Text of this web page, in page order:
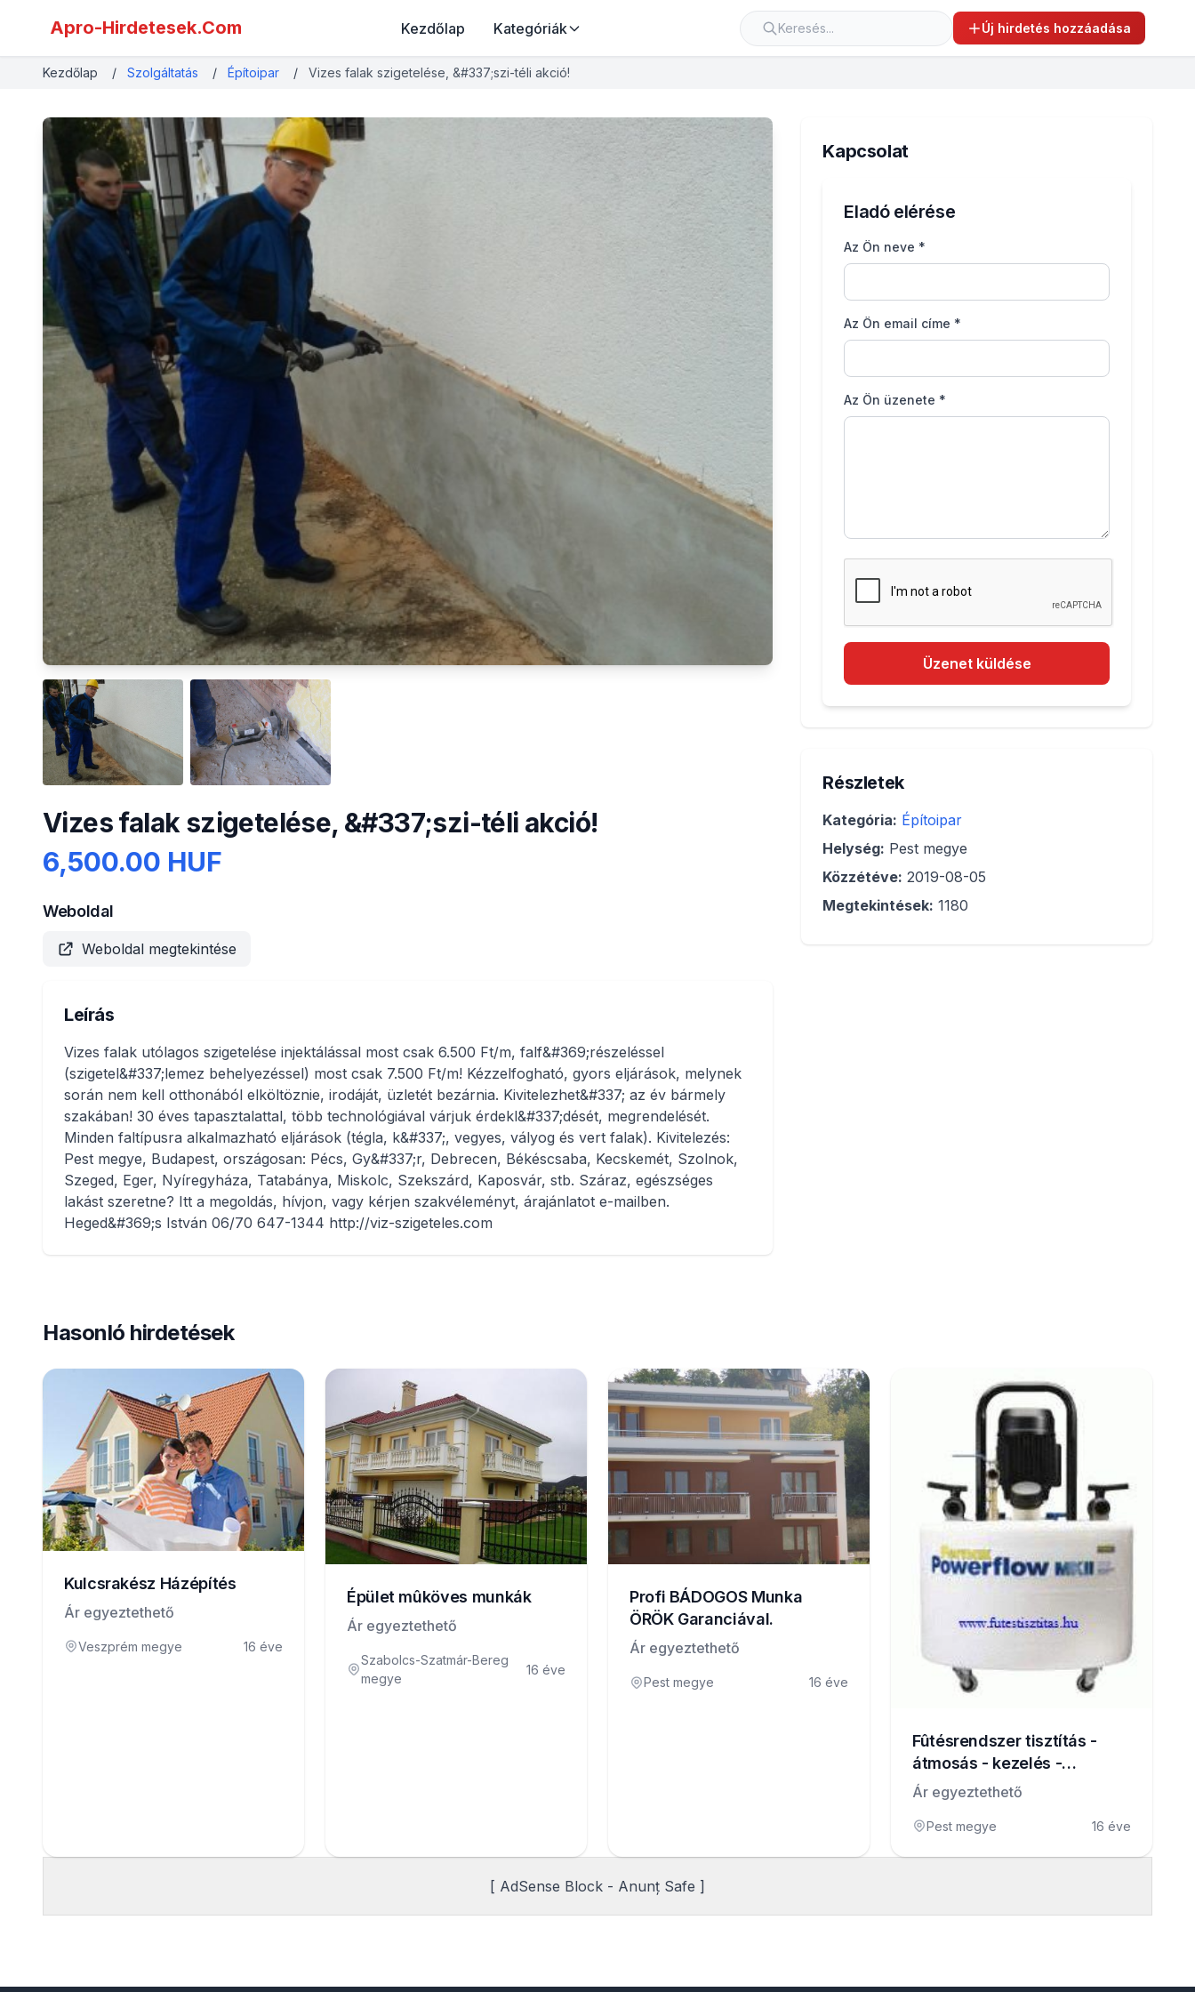
Apro-Hirdetesek.Com Kezdőlap Kategóriák Új hirdetés hozzáadása
Kezdőlap / Szolgáltatás / Építoipar / Vizes falak szigetelése, &#337;szi-téli akció!
Vizes falak szigetelése, &#337;szi-téli akció!
6,500.00 HUF
Weboldal
Weboldal megtekintése
Leírás
Vizes falak utólagos szigetelése injektálással most csak 6.500 Ft/m, falf&#369;részeléssel
(szigetel&#337;lemez behelyezéssel) most csak 7.500 Ft/m! Kézzelfogható, gyors eljárások, melynek
során nem kell otthonából elköltöznie, irodáját, üzletét bezárnia. Kivitelezhet&#337; az év bármely
szakában! 30 éves tapasztalattal, több technológiával várjuk érdekl&#337;dését, megrendelését.
Minden faltípusra alkalmazható eljárások (tégla, k&#337;, vegyes, vályog és vert falak). Kivitelezés:
Pest megye, Budapest, országosan: Pécs, Gy&#337;r, Debrecen, Békéscsaba, Kecskemét, Szolnok,
Szeged, Eger, Nyíregyháza, Tatabánya, Miskolc, Szekszárd, Kaposvár, stb. Száraz, egészséges
lakást szeretne? Itt a megoldás, hívjon, vagy kérjen szakvéleményt, árajánlatot e-mailben.
Heged&#369;s István 06/70 647-1344 http://viz-szigeteles.com
Kapcsolat
Eladó elérése
Az Ön neve *
Az Ön email címe *
Az Ön üzenete *
Üzenet küldése
Részletek
Kategória: Építoipar
Helység: Pest megye
Közzétéve: 2019-08-05
Megtekintések: 1180
Hasonló hirdetések
Kulcsrakész Házépítés
Ár egyeztethető
Veszprém megye 16 éve
Épület mûköves munkák
Ár egyeztethető
Szabolcs-Szatmár-Bereg
megye
16 éve
Profi BÁDOGOS Munka
ÖRÖK Garanciával.
Ár egyeztethető
Pest megye 16 éve
Fûtésrendszer tisztítás -
átmosás - kezelés -
karbantartás
Ár egyeztethető
Pest megye 16 éve
[ AdSense Block - Anunț Safe ]